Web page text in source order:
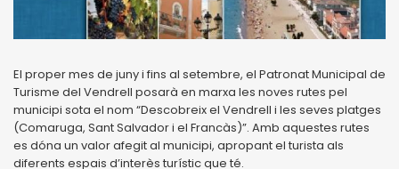
El proper mes de juny i fins al setembre, el Patronat Municipal de
Turisme del Vendrell posarà en marxa les noves rutes pel
municipi sota el nom “Descobreix el Vendrell i les seves platges
(Comaruga, Sant Salvador i el Francàs)”. Amb aquestes rutes
es dóna un valor afegit al municipi, apropant el turista als
diferents espais d’interès turístic que té.